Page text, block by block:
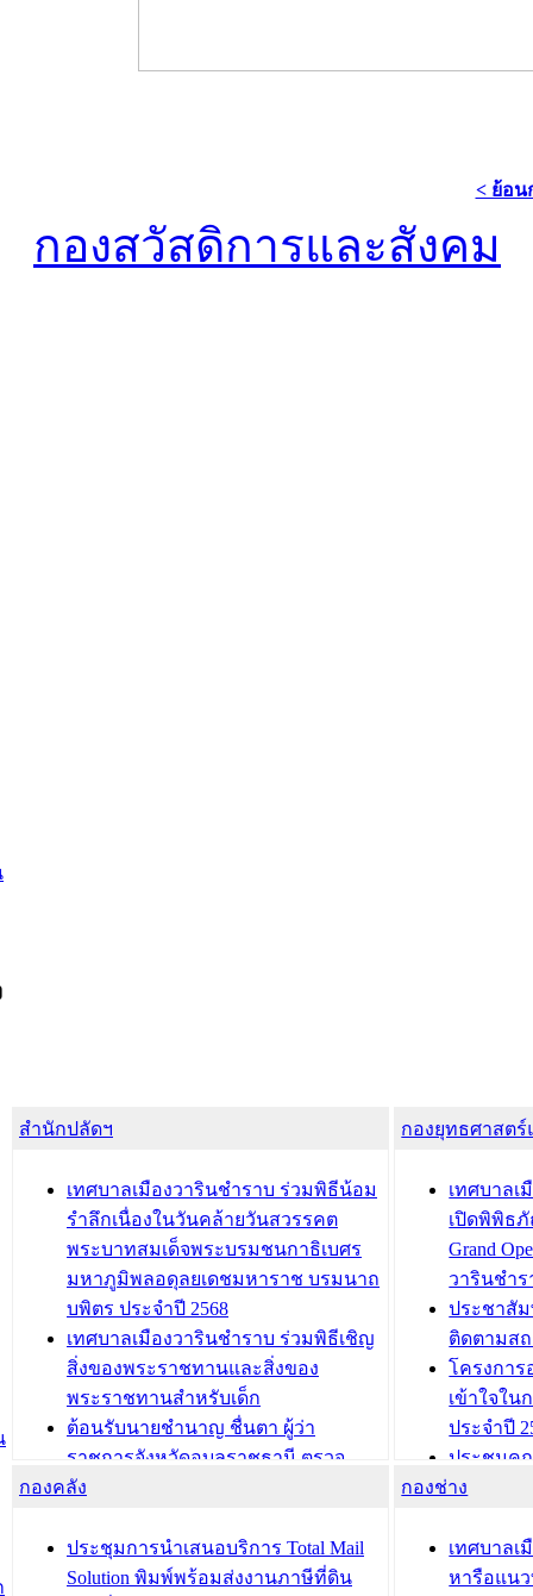
< ย้อน
กองสวัสดิการและสังคม
สำนักปลัดฯ
เทศบาลเมืองวารินชำราบ ร่วมพิธีน้อม
รำลึกเนื่องในวันคล้ายวันสวรรคต
พระบาทสมเด็จพระบรมชนกาธิเบศร
มหาภูมิพลอดุลยเดชมหาราช บรมนาถ
บพิตร ประจำปี 2568
เทศบาลเมืองวารินชำราบ ร่วมพิธีเชิญ
สิ่งของพระราชทานและสิ่งของ
พระราชทานสำหรับเด็ก
ต้อนรับนายชำนาญ ชื่นตา ผู้ว่า
ราชการจังหวัดอุบลราชธานี ตรวจ
ความเรียบร้อยของสถานที่ในการเตรี
องคมนตรี
สำนักทะเบียนท้องถิ่นเทศบาลเมือง
กองยุทธศาสต
เทศบาลเ
เปิดพิพิธภั
Grand
วารินชำร
ประชาสัม
ติดตามส
โครงกา
เข้าใจใน
ประจำปี
ประชุมค
ความเสี่ย
ประชุมที
ชีวา สร้า
กองคลัง
ประชุมการนำเสนอบริการ Total Mail
Solution พิมพ์พร้อมส่งงานภาษีที่ดิน
กองช่าง
เทศบาลเ
หารือแน